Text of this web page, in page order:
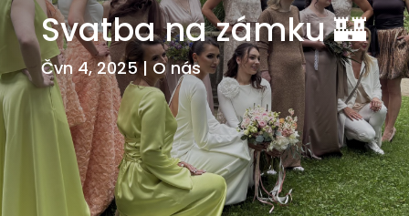
Svatba na zámku 🏰
Čvn 4, 2025|O nás